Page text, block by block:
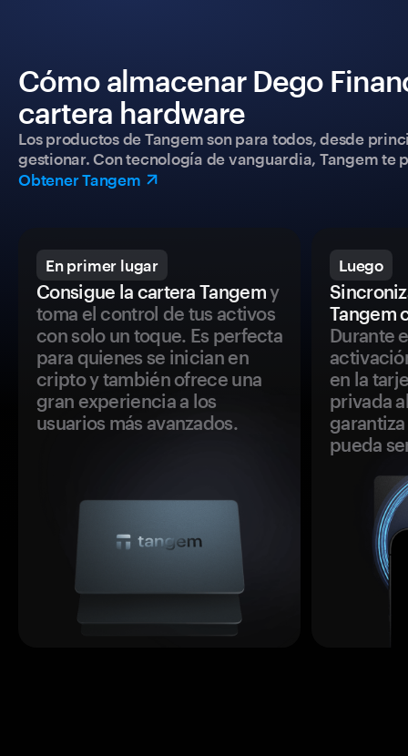
Cómo almacenar Dego
cartera hardware
Los productos de Tangem son para todos, desde
gestionar. Con tecnología de vanguardia, Tangem
Obtener Tangem
En primer lugar
Consigue la cartera Tangemy
toma el control de tus activos
con solo un toque. Es perfecta
para quienes se inician en
cripto y también ofrece una
gran experiencia a los
usuarios más avanzados.
Luego
Tangem
Durante
en la
privada
pueda